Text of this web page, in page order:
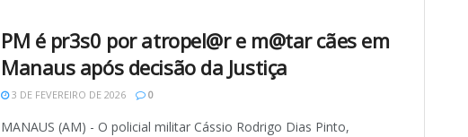
PM é pr3s0 por atropel@r e m@tar cães em
Manaus após decisão da Justiça
3 DE FEVEREIRO DE 2026 0
MANAUS (AM) - O policial militar Cássio Rodrigo Dias Pinto,